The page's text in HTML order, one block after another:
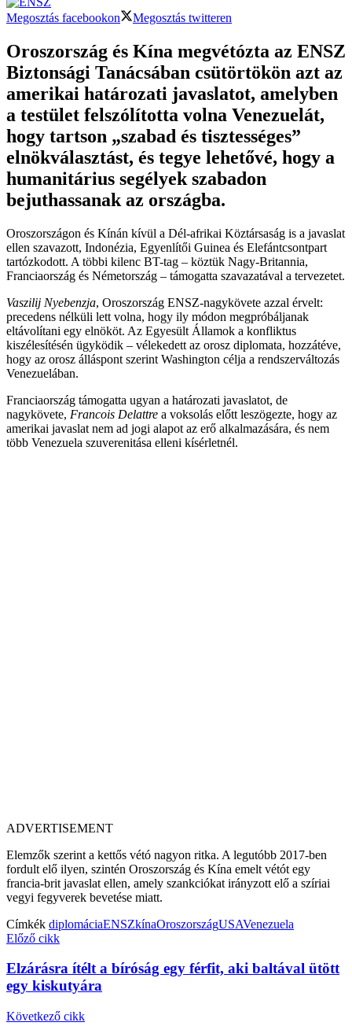
Megosztás facebookon Megosztás twitteren
Oroszország és Kína megvétózta az ENSZ
Biztonsági Tanácsában csütörtökön azt az
amerikai határozati javaslatot, amelyben
a testület felszólította volna Venezuelát,
hogy tartson „szabad és tisztességes”
elnökválasztást, és tegye lehetővé, hogy a
humanitárius segélyek szabadon
bejuthassanak az országba.
Oroszországon és Kínán kívül a Dél-afrikai Köztársaság is a javaslat
ellen szavazott, Indonézia, Egyenlítői Guinea és Elefántcsontpart
tartózkodott. A többi kilenc BT-tag – köztük Nagy-Britannia,
Franciaország és Németország – támogatta szavazatával a tervezetet.
Vaszilij Nyebenzja, Oroszország ENSZ-nagykövete azzal érvelt:
precedens nélküli lett volna, hogy ily módon megpróbáljanak
eltávolítani egy elnököt. Az Egyesült Államok a konfliktus
kiszélesítésén ügyködik – vélekedett az orosz diplomata, hozzátéve,
hogy az orosz álláspont szerint Washington célja a rendszerváltozás
Venezuelában.
Franciaország támogatta ugyan a határozati javaslatot, de
nagykövete, Francois Delattre a voksolás előtt leszögezte, hogy az
amerikai javaslat nem ad jogi alapot az erő alkalmazására, és nem
több Venezuela szuverenitása elleni kísérletnél.
ADVERTISEMENT
Elemzők szerint a kettős vétó nagyon ritka. A legutóbb 2017-ben
fordult elő ilyen, szintén Oroszország és Kína emelt vétót egy
francia-brit javaslat ellen, amely szankciókat irányzott elő a szíriai
vegyi fegyverek bevetése miatt.
Címkék diplomáciaENSZkínaOroszországUSAVenezuela
Előző cikk
Elzárásra ítélt a bíróság egy férfit, aki baltával ütött
egy kiskutyára
Következő cikk